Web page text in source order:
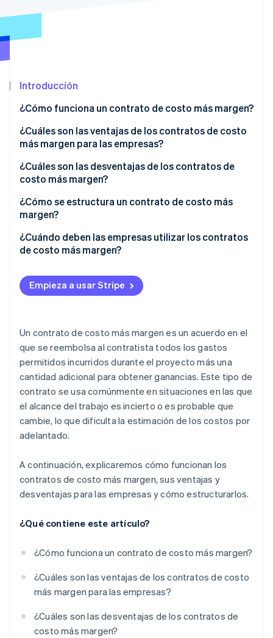
Introducción
¿Cómo funciona un contrato de costo más margen?
Situación de ejemplo
¿Cuáles son las ventajas de los contratos de costo
más margen para las empresas?
Situación de ejemplo
¿Cuáles son las desventajas de los contratos de
costo más margen?
¿Cómo se estructura un contrato de costo más
margen?
¿Cuándo deben las empresas utilizar los contratos
de costo más margen?
Cuando el alcance del proyecto es incierto
Cuando la calidad es prioridad
Cuando la velocidad es importante
Cuando hay confianza entre el cliente y el
contratista
Empieza a usar Stripe
Un contrato de costo más margen es un acuerdo en el
que se reembolsa al contratista todos los gastos
permitidos incurridos durante el proyecto más una
cantidad adicional para obtener ganancias. Este tipo de
contrato se usa comúnmente en situaciones en las que
el alcance del trabajo es incierto o es probable que
cambie, lo que dificulta la estimación de los costos por
adelantado.
A continuación, explicaremos cómo funcionan los
contratos de costo más margen, sus ventajas y
desventajas para las empresas y cómo estructurarlos.
¿Qué contiene este artículo?
¿Cómo funciona un contrato de costo más margen?
¿Cuáles son las ventajas de los contratos de costo
más margen para las empresas?
¿Cuáles son las desventajas de los contratos de
costo más margen?